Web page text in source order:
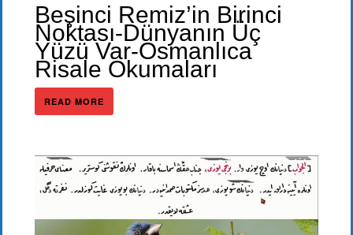
Beşinci Remiz’in Birinci
Noktası-Dünyanın Üç
Yüzü Var-Osmanlıca
Risale Okumaları
READ MORE